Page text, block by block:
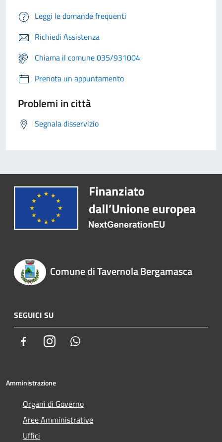
Leggi le domande frequenti
Richiedi Assistenza
Chiama il comune 035/931004
Prenota un appuntamento
Problemi in città
Segnala disservizio
Comune di Tavernola Bergamasca
SEGUICI SU
FacebookInstagram
Amministrazione
Organi di Governo
Aree Amministrative
Uffici